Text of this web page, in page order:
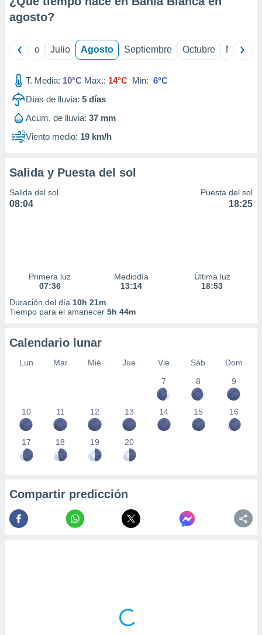
e
publicidad
publicidad
de
agosto?
Junio Julio Agosto Septiembre Octubre
T. Media: 10°C Max.: 14°C Min: 6°C
Días de lluvia: 5 días
Acum. de lluvia: 37 mm
Viento medio: 19 km/h
Salida y Puesta del sol
Salida del sol
08:04
Puesta del sol
18:25
Primera luz
07:36
Mediodía
13:14
Última luz
18:53
Duración del día 10h 21m
Tiempo para el amanecer 5h 44m
Calendario lunar
Lun Mar Mié Jue Vie Sáb
Dom
7
8 9
10 11 12 13 14 15 16
17 18 19 20
Compartir predicción